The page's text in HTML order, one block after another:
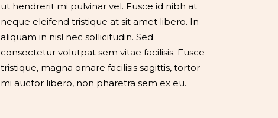
ut hendrerit mi pulvinar vel. Fusce id nibh at
neque eleifend tristique at sit amet libero. In
aliquam in nisl nec sollicitudin. Sed
consectetur volutpat sem vitae facilisis. Fusce
tristique, magna ornare facilisis sagittis, tortor
mi auctor libero, non pharetra sem ex eu.